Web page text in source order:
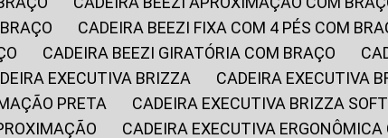
CADEIRA BEEZI FIXA COM 4 PÉS COM
CADEIRA BEEZI GIRATÓRIA COM BRAÇO
EXECUTIVA BRIZZA
CADEIRA EXECUTIVA
PRETA
CADEIRA EXECUTIVA BRIZZA SOFT
CADEIRA EXECUTIVA